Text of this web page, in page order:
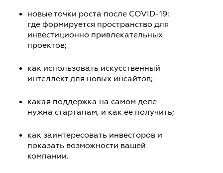
новые точки роста после COVID-19:
где формируется пространство для
инвестиционно привлекательных
проектов;
как использовать искусственный
интеллект для новых инсайтов;
какая поддержка на самом деле
нужна стартапам, и как ее получить;
как заинтересовать инвесторов и
показать возможности вашей
компании.